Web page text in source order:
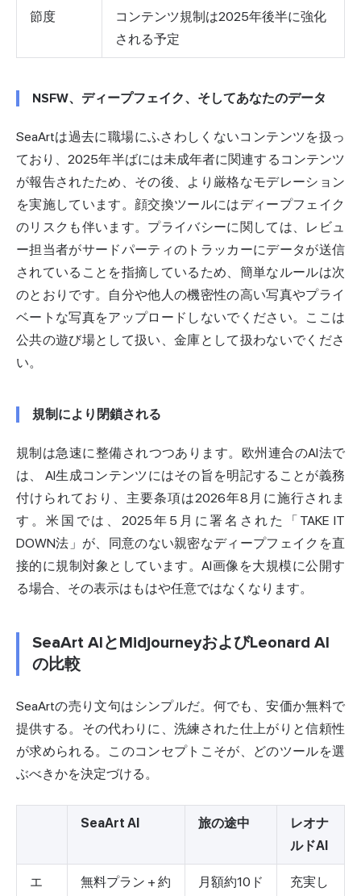
節度
コンテンツ規制は2025年後半に強化
される予定
NSFW、ディープフェイク、そしてあなたのデータ
SeaArtは過去に職場にふさわしくないコンテンツを扱っ
ており、2025年半ばには未成年者に関連するコンテンツ
が報告されたため、その後、より厳格なモデレーション
を実施しています。顔交換ツールにはディープフェイク
のリスクも伴います。プライバシーに関しては、レビュ
ー担当者がサードパーティのトラッカーにデータが送信
されていることを指摘しているため、簡単なルールは次
のとおりです。自分や他人の機密性の高い写真やプライ
ベートな写真をアップロードしないでください。ここは
公共の遊び場として扱い、金庫として扱わないでくださ
い。
規制により閉鎖される
規制は急速に整備されつつあります。欧州連合のAI法で
は、
AI生成コンテンツにはその旨を明記することが義務
付けられており、主要条項は2026年8月に施行されま
す。米国では、2025年5月に署名された「TAKE IT
DOWN法」が、同意のない親密なディープフェイクを直
接的に規制対象としています。AI画像を大規模に公開す
る場合、その表示はもはや任意ではなくなります。
SeaArt AIとMidjourneyおよびLeonard AI
の比較
SeaArtの売り文句はシンプルだ。何でも、安価か無料で
提供する。その代わりに、洗練された仕上がりと信頼性
が求められる。このコンセプトこそが、どのツールを選
ぶべきかを決定づける。
SeaArt AI 旅の途中
レオナ
ルドAI
エ
無料プラン + 約
月額約10ド
充実し